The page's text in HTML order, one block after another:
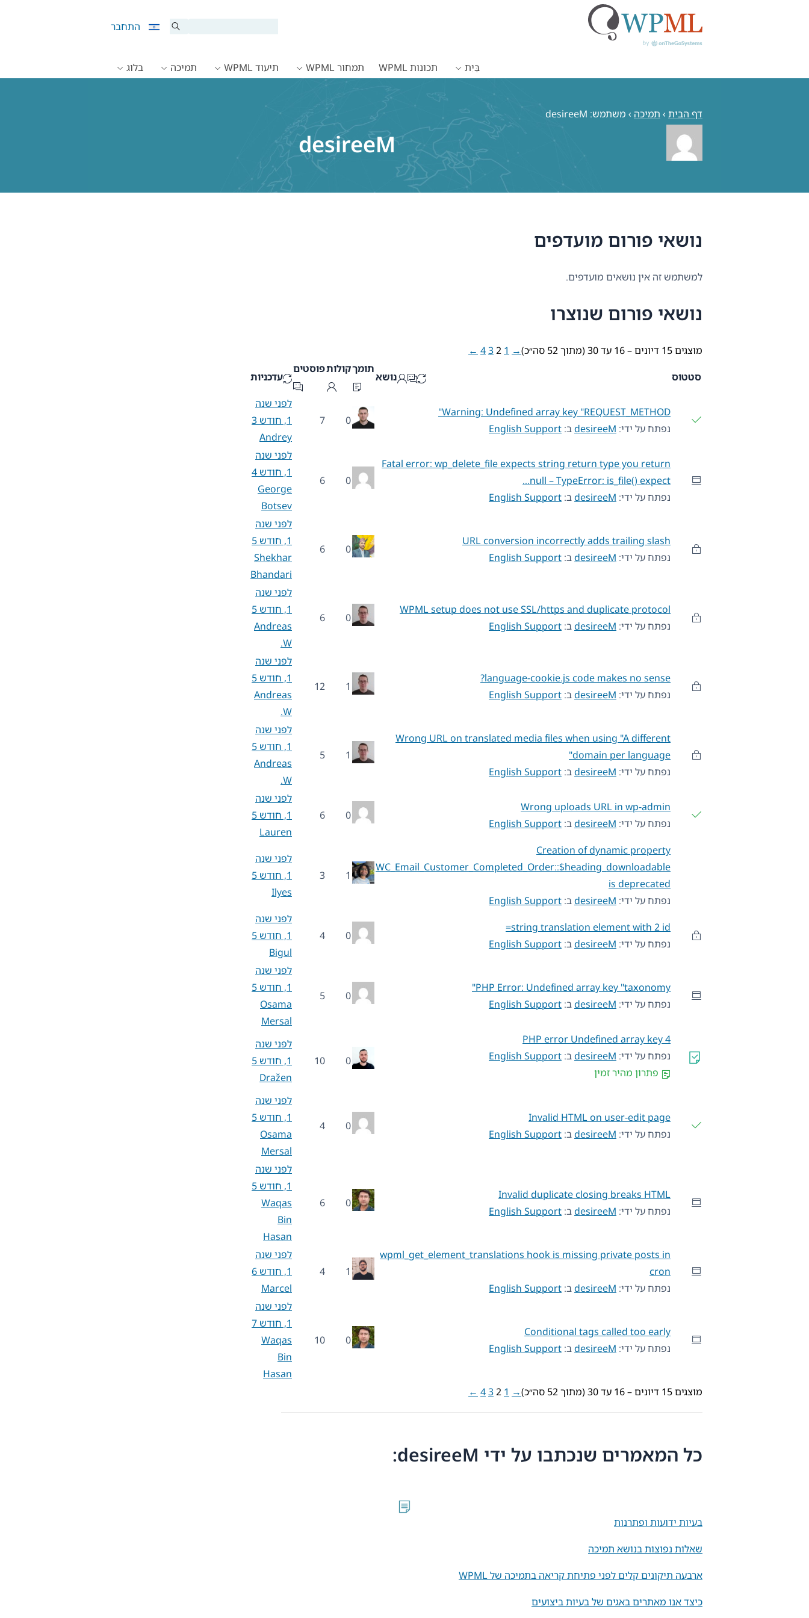
התחבר
בַּיִת תכונות WPML תמחור WPML תיעוד WPML תמיכה בלוג
דף הבית › תמיכה › משתמש: desireeM
desireeM
נושאי פורום מועדפים
למשתמש זה אין נושאים מועדפים.
נושאי פורום שנוצרו
מוצגים 15 דיונים – 16 עד 30 (מתוך 52 סה״כ) →
1
2
3
4
←
סטטוס
נושא
תומךקולותפוסטים
עדכניות
Warning: Undefined array key "REQUEST_METHOD"
נפתח על ידי: desireeMב: English Support
0
7
לפני שנה
1, חודש 3
Andrey
Fatal error: wp_delete_file expects string return type you return
null – TypeError: is_file() expect…
נפתח על ידי: desireeMב: English Support
0
6
לפני שנה
1, חודש 4
George
Botsev
URL conversion incorrectly adds trailing slash
נפתח על ידי: desireeMב: English Support
0
6
לפני שנה
1, חודש 5
Shekhar
Bhandari
WPML setup does not use SSL/https and duplicate protocol
נפתח על ידי: desireeMב: English Support
0
6
לפני שנה
1, חודש 5
Andreas
W.
language-cookie.js code makes no sense?
נפתח על ידי: desireeMב: English Support
1
12
לפני שנה
1, חודש 5
Andreas
W.
Wrong URL on translated media files when using "A different
domain per language"
נפתח על ידי: desireeMב: English Support
1
5
לפני שנה
1, חודש 5
Andreas
W.
Wrong uploads URL in wp-admin
נפתח על ידי: desireeMב: English Support
0
6
לפני שנה
1, חודש 5
Lauren
Creation of dynamic property
WC_Email_Customer_Completed_Order::$heading_downloadable
is deprecated
נפתח על ידי: desireeMב: English Support
1
3
לפני שנה
1, חודש 5
Ilyes
string translation element with 2 id=
נפתח על ידי: desireeMב: English Support
0
4
לפני שנה
1, חודש 5
Bigul
PHP Error: Undefined array key "taxonomy"
נפתח על ידי: desireeMב: English Support
0
5
לפני שנה
1, חודש 5
Osama
Mersal
PHP error Undefined array key 4
נפתח על ידי: desireeMב: English Support
פתרון מהיר זמין
0
10
לפני שנה
1, חודש 5
Dražen
Invalid HTML on user-edit page
נפתח על ידי: desireeMב: English Support
0
4
לפני שנה
1, חודש 5
Osama
Mersal
Invalid duplicate closing breaks HTML
נפתח על ידי: desireeMב: English Support
0
6
לפני שנה
1, חודש 5
Waqas
Bin
Hasan
wpml_get_element_translations hook is missing private posts in
cron
נפתח על ידי: desireeMב: English Support
1
4
לפני שנה
1, חודש 6
Marcel
Conditional tags called too early
נפתח על ידי: desireeMב: English Support
0
10
לפני שנה
1, חודש 7
Waqas
Bin
Hasan
מוצגים 15 דיונים – 16 עד 30 (מתוך 52 סה״כ)
→
1
2
3
4
←
כל המאמרים שנכתבו על ידי desireeM:
בעיות ידועות ופתרנות
שאלות נפוצות בנושא תמיכה
ארבעה תיקונים קלים לפני פתיחת קריאה בתמיכה של WPML
כיצד אנו מאתרים באגים של בעיות ביצועים